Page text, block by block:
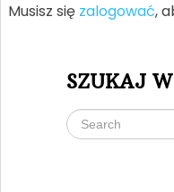
Musisz się zalogować,
SZUKAJ